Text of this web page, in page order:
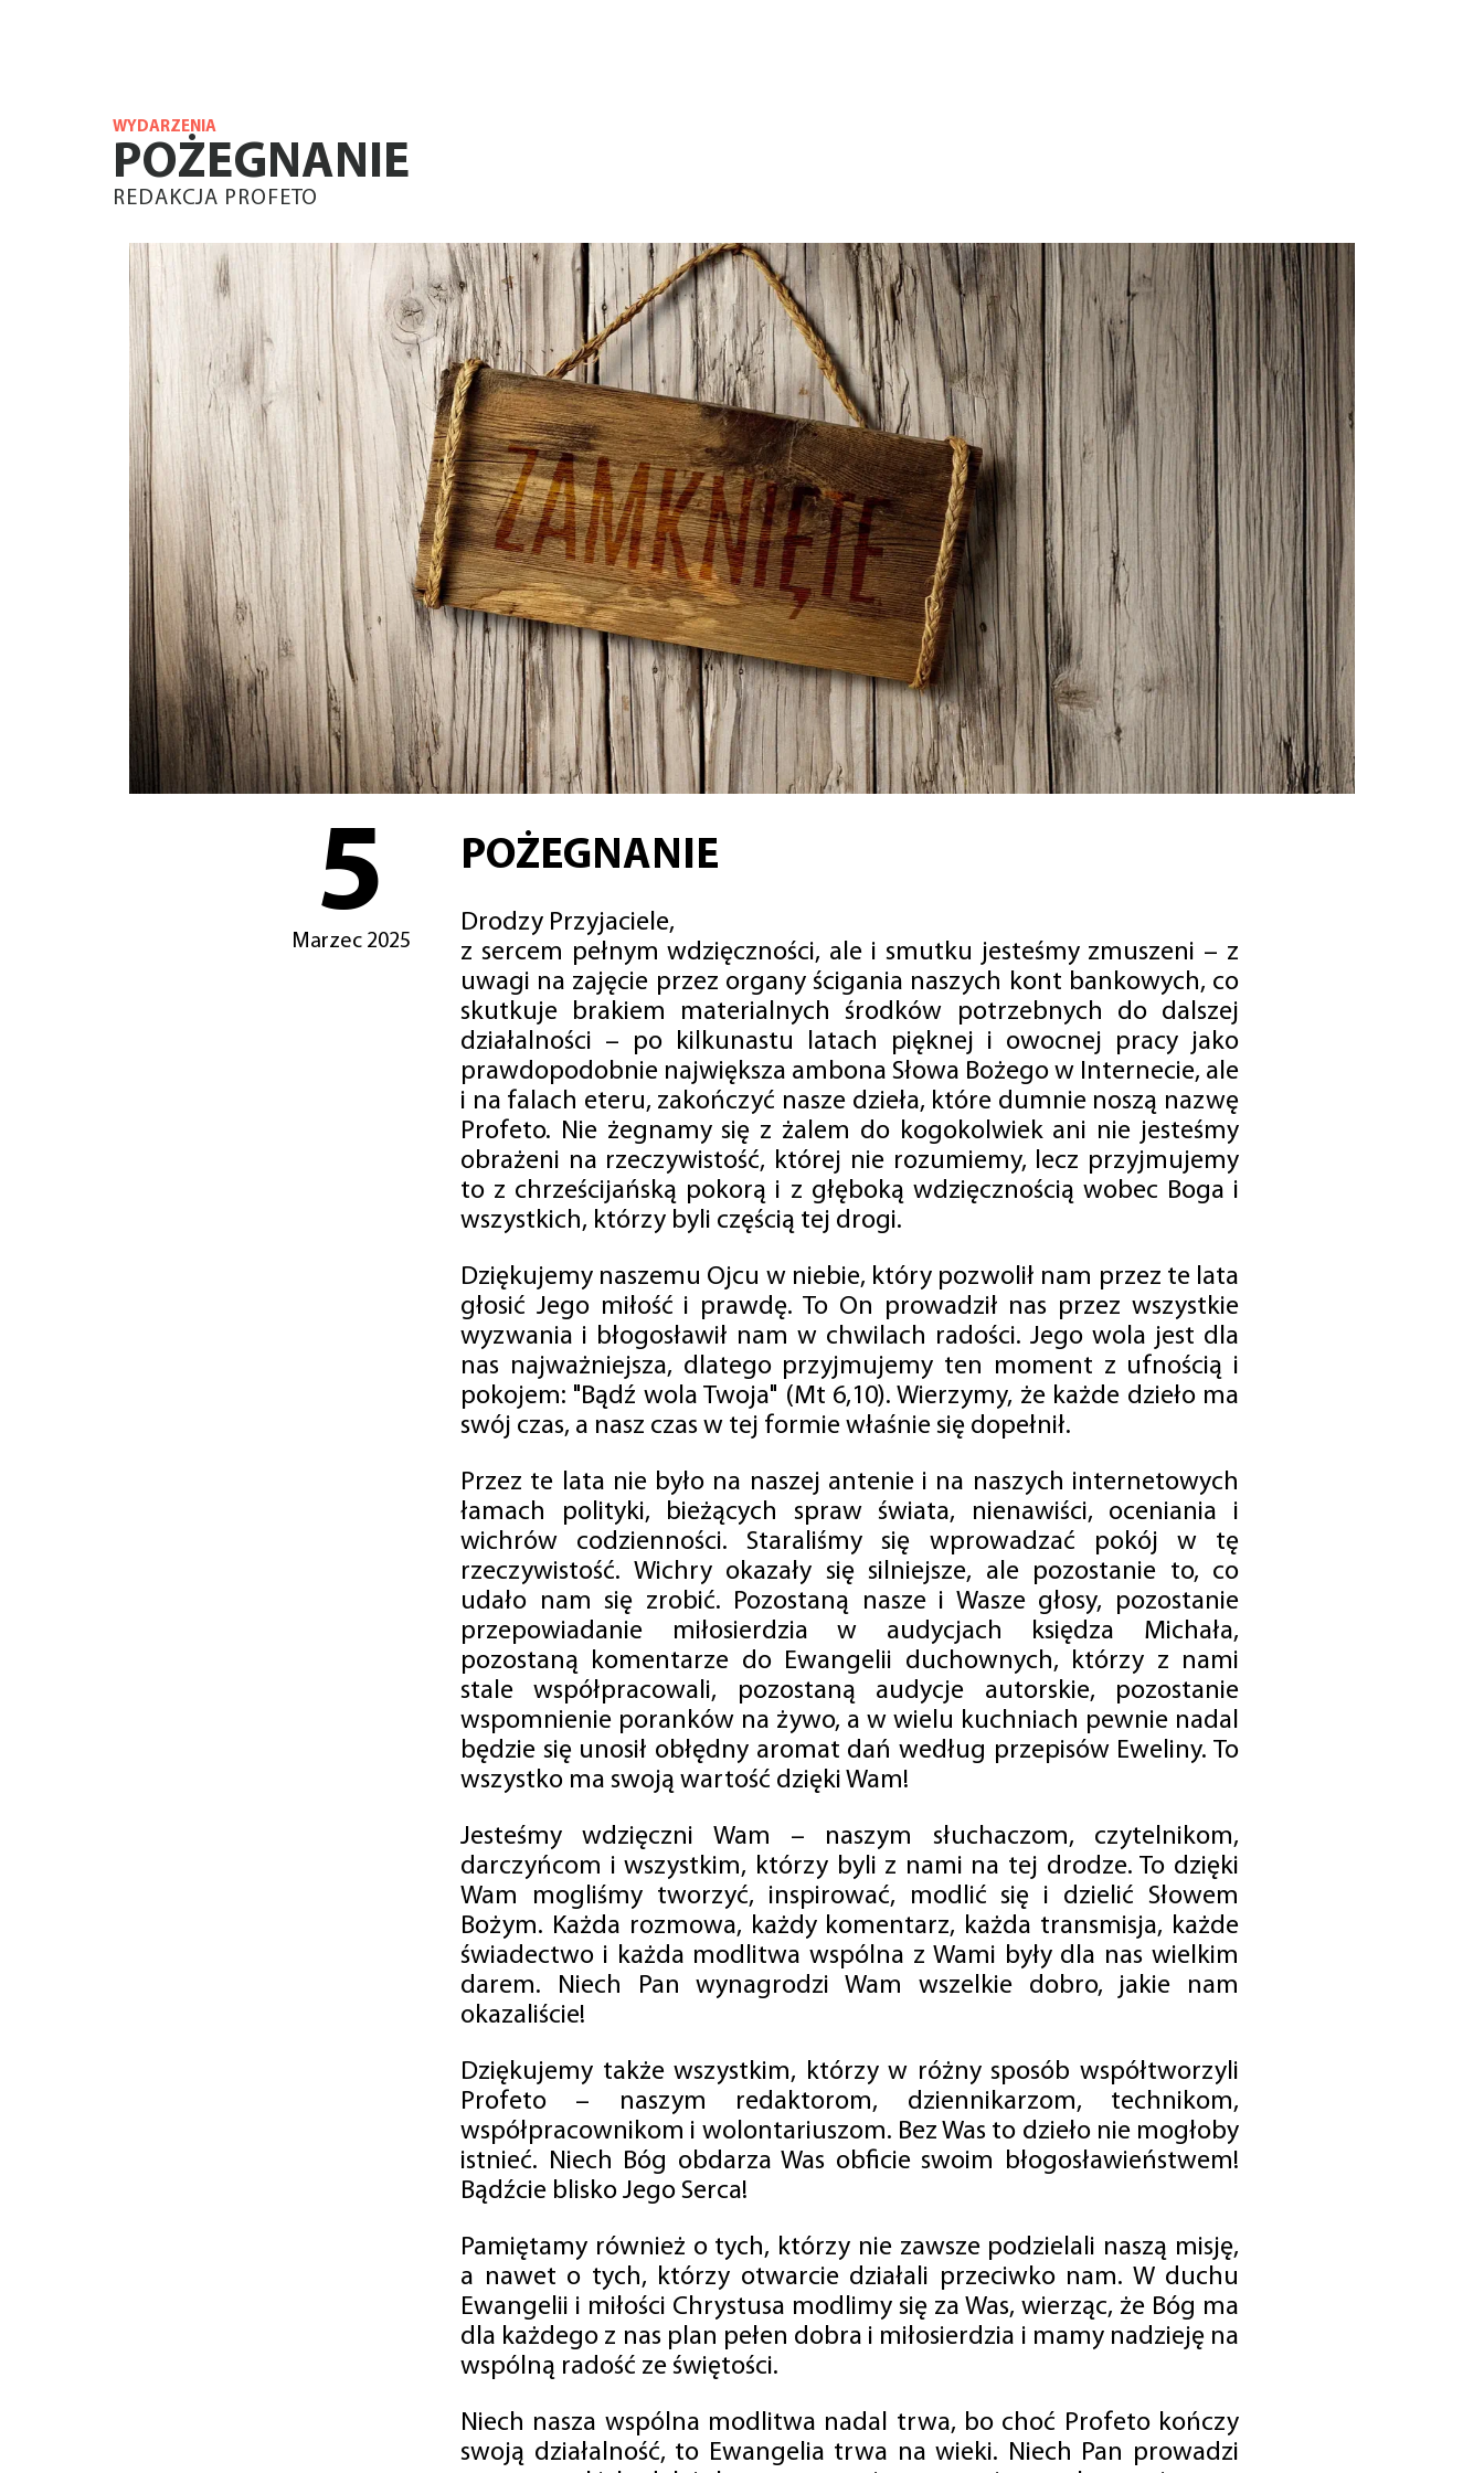
WYDARZENIA
POŻEGNANIE
REDAKCJA PROFETO
5
Marzec 2025
POŻEGNANIE
Drodzy Przyjaciele,
z sercem pełnym wdzięczności, ale i smutku jesteśmy zmuszeni – z
uwagi na zajęcie przez organy ścigania naszych kont bankowych, co
skutkuje brakiem materialnych środków potrzebnych do dalszej
działalności – po kilkunastu latach pięknej i owocnej pracy jako
prawdopodobnie największa ambona Słowa Bożego w Internecie, ale
i na falach eteru, zakończyć nasze dzieła, które dumnie noszą nazwę
Profeto. Nie żegnamy się z żalem do kogokolwiek ani nie jesteśmy
obrażeni na rzeczywistość, której nie rozumiemy, lecz przyjmujemy
to z chrześcijańską pokorą i z głęboką wdzięcznością wobec Boga i
wszystkich, którzy byli częścią tej drogi.
Dziękujemy naszemu Ojcu w niebie, który pozwolił nam przez te lata
głosić Jego miłość i prawdę. To On prowadził nas przez wszystkie
wyzwania i błogosławił nam w chwilach radości. Jego wola jest dla
nas najważniejsza, dlatego przyjmujemy ten moment z ufnością i
pokojem: "Bądź wola Twoja" (Mt 6,10). Wierzymy, że każde dzieło ma
swój czas, a nasz czas w tej formie właśnie się dopełnił.
Przez te lata nie było na naszej antenie i na naszych internetowych
łamach polityki, bieżących spraw świata, nienawiści, oceniania i
wichrów codzienności. Staraliśmy się wprowadzać pokój w tę
rzeczywistość. Wichry okazały się silniejsze, ale pozostanie to, co
udało nam się zrobić. Pozostaną nasze i Wasze głosy, pozostanie
przepowiadanie miłosierdzia w audycjach księdza Michała,
pozostaną komentarze do Ewangelii duchownych, którzy z nami
stale współpracowali, pozostaną audycje autorskie, pozostanie
wspomnienie poranków na żywo, a w wielu kuchniach pewnie nadal
będzie się unosił obłędny aromat dań według przepisów Eweliny. To
wszystko ma swoją wartość dzięki Wam!
Jesteśmy wdzięczni Wam – naszym słuchaczom, czytelnikom,
darczyńcom i wszystkim, którzy byli z nami na tej drodze. To dzięki
Wam mogliśmy tworzyć, inspirować, modlić się i dzielić Słowem
Bożym. Każda rozmowa, każdy komentarz, każda transmisja, każde
świadectwo i każda modlitwa wspólna z Wami były dla nas wielkim
darem. Niech Pan wynagrodzi Wam wszelkie dobro, jakie nam
okazaliście!
Dziękujemy także wszystkim, którzy w różny sposób współtworzyli
Profeto – naszym redaktorom, dziennikarzom, technikom,
współpracownikom i wolontariuszom. Bez Was to dzieło nie mogłoby
istnieć. Niech Bóg obdarza Was obficie swoim błogosławieństwem!
Bądźcie blisko Jego Serca!
Pamiętamy również o tych, którzy nie zawsze podzielali naszą misję,
a nawet o tych, którzy otwarcie działali przeciwko nam. W duchu
Ewangelii i miłości Chrystusa modlimy się za Was, wierząc, że Bóg ma
dla każdego z nas plan pełen dobra i miłosierdzia i mamy nadzieję na
wspólną radość ze świętości.
Niech nasza wspólna modlitwa nadal trwa, bo choć Profeto kończy
swoją działalność, to Ewangelia trwa na wieki. Niech Pan prowadzi